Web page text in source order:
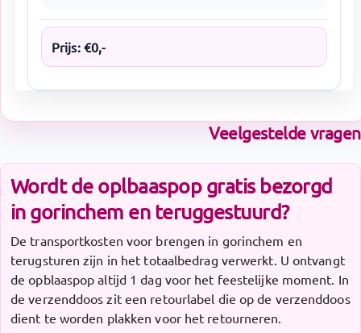
Prijs: €0,-
Veelgestelde vragen
Wordt de oplbaaspop gratis bezorgd
in gorinchem en teruggestuurd?
De transportkosten voor brengen in gorinchem en
terugsturen zijn in het totaalbedrag verwerkt. U ontvangt
de opblaaspop altijd 1 dag voor het feestelijke moment. In
de verzenddoos zit een retourlabel die op de verzenddoos
dient te worden plakken voor het retourneren.